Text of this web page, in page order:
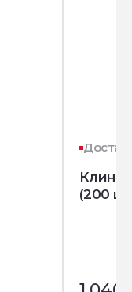
Клин
(200